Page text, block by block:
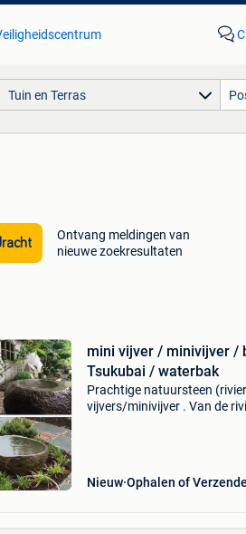
Tuin en Terras
Ontvang meldingen van
nieuwe zoekresultaten
mini vijver / minivijver /
Tsukubai / waterbak
Prachtige natuursteen
vijvers/minivijver . Van de
Nieuw Ophalen of